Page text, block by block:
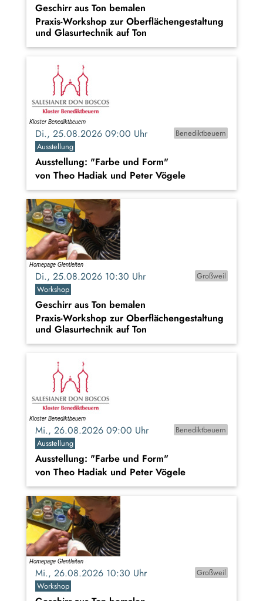
Geschirr aus Ton bemalen
Praxis-Workshop zur Oberflächengestaltung
und Glasurtechnik auf Ton
Di., 25.08.2026 09:00 Uhr
Benediktbeuern
Ausstellung
Ausstellung: "Farbe und Form"
von Theo Hadiak und Peter Vögele
Di., 25.08.2026 10:30 Uhr
Großweil
Workshop
Geschirr aus Ton bemalen
Praxis-Workshop zur Oberflächengestaltung
und Glasurtechnik auf Ton
Mi., 26.08.2026 09:00 Uhr
Benediktbeuern
Ausstellung
Ausstellung: "Farbe und Form"
von Theo Hadiak und Peter Vögele
Mi., 26.08.2026 10:30 Uhr
Großweil
Workshop